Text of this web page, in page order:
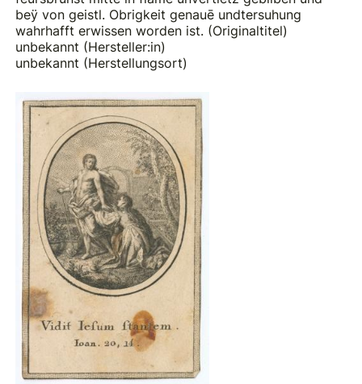
beÿ von geistl. Obrigkeit genauē undtersuhung
wahrhafft erwissen worden ist. (Originaltitel)
unbekannt (Hersteller:in)
unbekannt (Herstellungsort)